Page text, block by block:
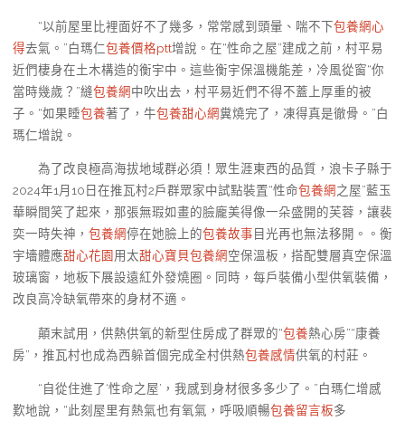
“以前屋里比裡面好不了幾多，常常感到頭暈、喘不下包養網心
得去氣。”白瑪仁包養價格ptt增說。在“性命之屋”建成之前，村平易
近們棲身在土木構造的衡宇中。這些衡宇保溫機能差，冷風從窗“你
當時幾歲？”縫包養網中吹出去，村平易近們不得不蓋上厚重的被
子。“如果睡包養著了，牛包養甜心網糞燒完了，凍得真是徹骨。”白
瑪仁增說。
為了改良極高海拔地域群必須！眾生涯東西的品質，浪卡子縣于
2024年1月10日在推瓦村2戶群眾家中試點裝置“性命包養網之屋”藍玉
華瞬間笑了起來，那張無瑕如畫的臉龐美得像一朵盛開的芙蓉，讓裴
奕一時失神， 包養網停在她臉上的包養故事 目光再也無法移開。。衡
宇墻體應甜心花園用太甜心寶貝包養網空保溫板，搭配雙層真空保溫
玻璃窗，地板下展設遠紅外發燒圈。同時，每戶裝備小型供氧裝備，
改良高冷缺氧帶來的身材不適。
顛末試用，供熱供氧的新型住房成了群眾的“包養熱心房”“康養
房”，推瓦村也成為西躲首個完成全村供熱包養感情供氧的村莊。
“自從住進了‘性命之屋’，我感到身材很多多少了。”白瑪仁增感
歎地說，“此刻屋里有熱氣也有氧氣，呼吸順暢包養留言板多